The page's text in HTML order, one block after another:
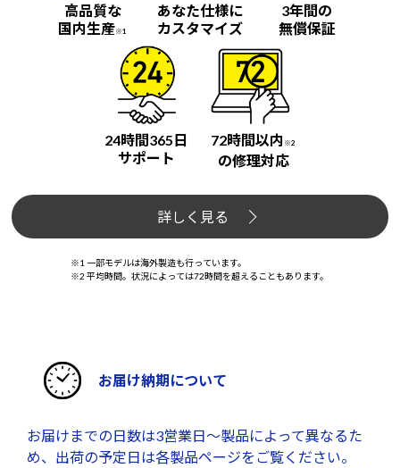
高品質な
国内生産※1
あなた仕様に
カスタマイズ
3年間の
無償保証
24時間365日
サポート
72時間以内 ※2
の修理対応
詳しく見る
※1 一部モデルは海外製造も行っています。
※2 平均時間。状況によっては72時間を超えることもあります。
お届け納期について
お届けまでの日数は3営業日～製品によって異なるた
め、出荷の予定日は各製品ページをご覧ください。